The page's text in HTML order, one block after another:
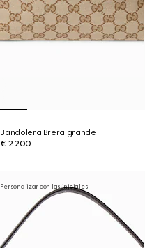
Bandolera Brera grande
€ 2.200
Personalizar con las iniciales